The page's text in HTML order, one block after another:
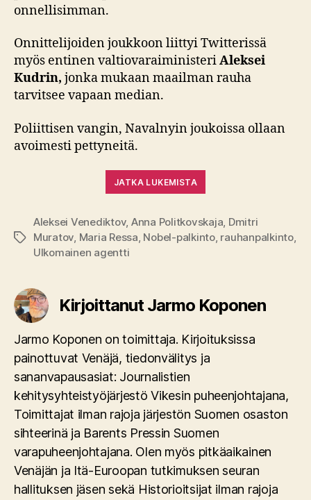
onnellisimman.
Onnittelijoiden joukkoon liittyi Twitterissä
myös entinen valtiovaraiministeriAleksei
Kudrin, jonka mukaan maailman rauha
tarvitsee vapaan median.
Poliittisen vangin, Navalnyin joukoissa ollaan
avoimesti pettyneitä.
JATKA LUKEMISTA
Avainsanat
Aleksei Venediktov, Anna Politkovskaja, Dmitri
Muratov, Maria Ressa, Nobel-palkinto, rauhanpalkinto,
Ulkomainen agentti
Kirjoittanut Jarmo Koponen
Jarmo Koponen on toimittaja. Kirjoituksissa
painottuvat Venäjä, tiedonvälitys ja
sananvapausasiat: Journalistien
kehitysyhteistyöjärjestö Vikesin puheenjohtajana,
Toimittajat ilman rajoja järjestön Suomen osaston
sihteerinä ja Barents Pressin Suomen
varapuheenjohtajana. Olen myös pitkäaikainen
Venäjän ja Itä-Euroopan tutkimuksen seuran
hallituksen jäsen sekä Historioitsijat ilman rajoja